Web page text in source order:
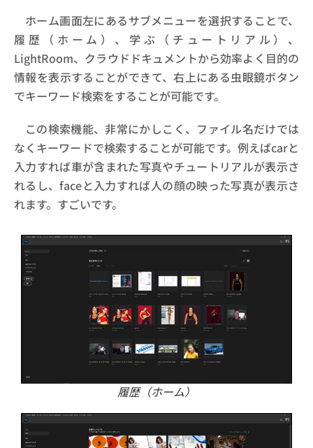
ホーム画面左にあるサブメニューを選択することで、
履歴（ホーム）、学ぶ（チュートリアル）、
LightRoom、クラウドドキュメントから効率よく目的の
情報を表示することができて、右上にある虫眼鏡ボタン
でキーワード検索をすることが可能です。
この検索機能、非常にかしこく、ファイル名だけでは
なくキーワードで検索することが可能です。例えばcarと
入力すれば車が含まれた写真やチュートリアルが表示さ
れるし、faceと入力すれば人の顔の映った写真が表示さ
れます。すごいです。
履歴（ホーム）